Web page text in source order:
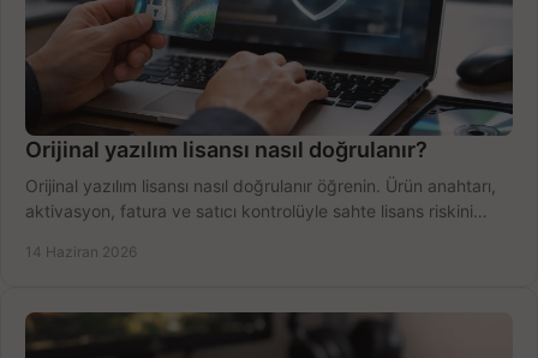
Orijinal yazılım lisansı nasıl doğrulanır?
Orijinal yazılım lisansı nasıl doğrulanır öğrenin. Ürün anahtarı,
aktivasyon, fatura ve satıcı kontrolüyle sahte lisans riskini
14 Haziran 2026